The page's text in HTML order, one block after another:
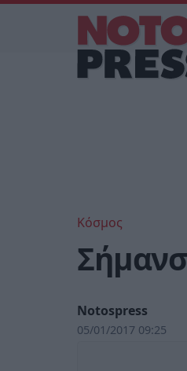
Κόσμος
Notospress
05/01/2017 09:25